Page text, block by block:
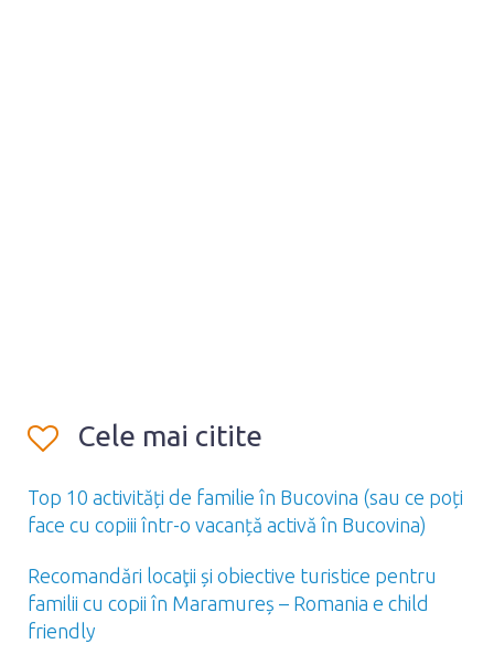
Cele mai citite
Top 10 activități de familie în Bucovina (sau ce poți
face cu copiii într-o vacanță activă în Bucovina)
Recomandări locaţii și obiective turistice pentru
familii cu copii în Maramureș – Romania e child
friendly